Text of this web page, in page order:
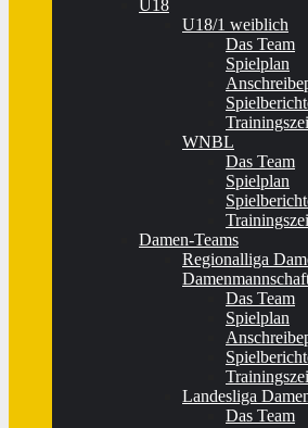
U18
U18/1 weiblich
Das Team
Spielplan
WNBL
Das Team
Spielplan
Damen-Teams
Regionalliga
Das Team
Spielplan
Landesliga
Das Team